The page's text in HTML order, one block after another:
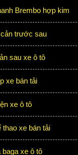
Brembo hợp kim
trước sau
sau xe ô tô
xe bán tải
xe ô tô
thao xe bán tải
baga xe ô tô